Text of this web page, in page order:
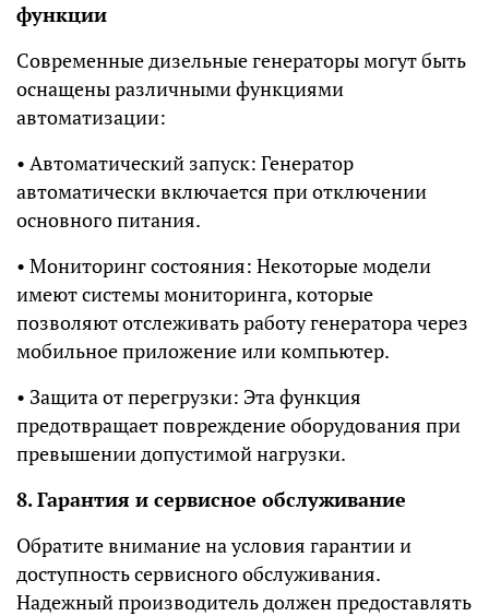
функции
Современные дизельные генераторы могут быть
оснащены различными функциями
автоматизации:
• Автоматический запуск: Генератор
автоматически включается при отключении
основного питания.
• Мониторинг состояния: Некоторые модели
имеют системы мониторинга, которые
позволяют отслеживать работу генератора через
мобильное приложение или компьютер.
• Защита от перегрузки: Эта функция
предотвращает повреждение оборудования при
превышении допустимой нагрузки.
8. Гарантия и сервисное обслуживание
Обратите внимание на условия гарантии и
доступность сервисного обслуживания.
Надежный производитель должен предоставлять